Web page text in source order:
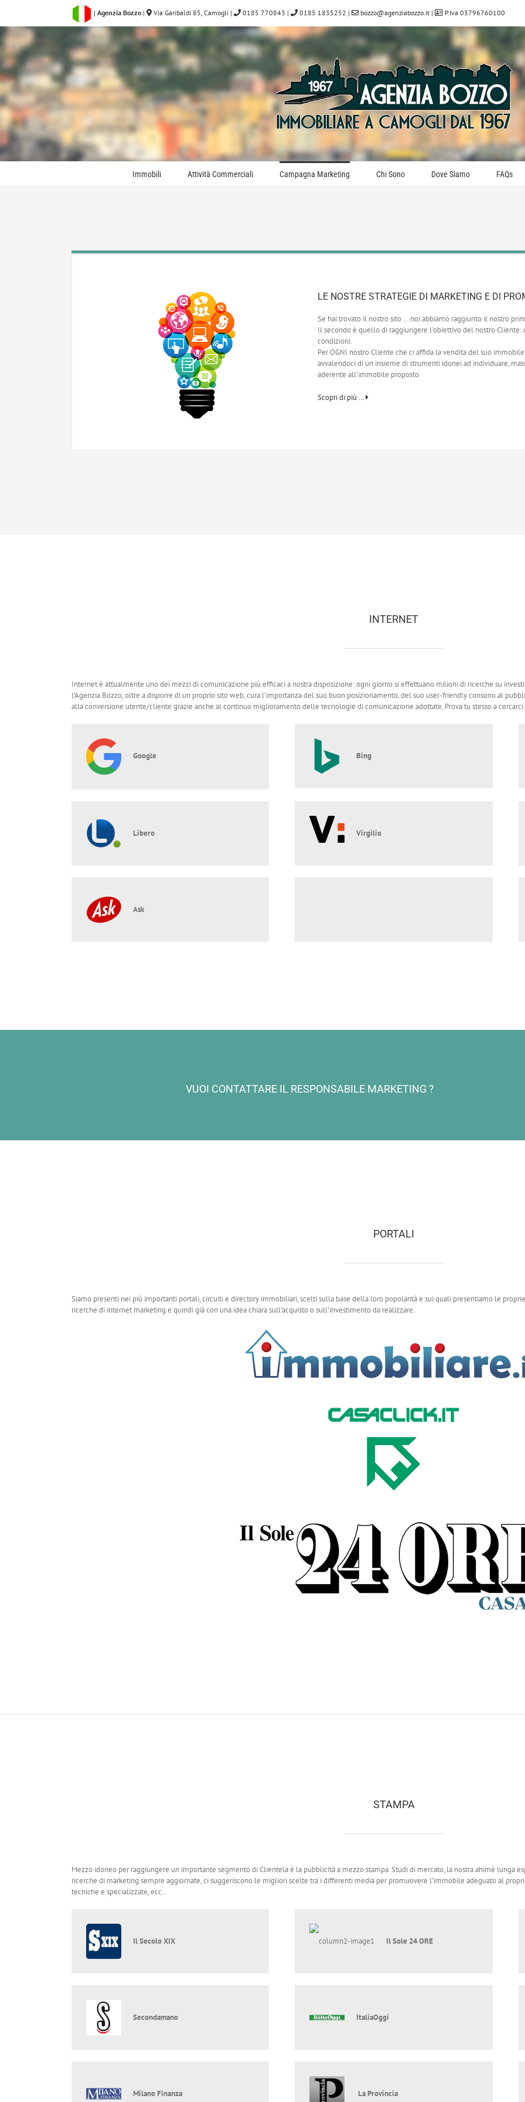
contenuto
| Agenzia Bozzo | Via Garibaldi 85, Camogli | 0185 770843 | 0185 1835252 | bozzo@agenziabozzo.it | P.Iva 03796760100
Immobili Attività Commerciali Campagna Marketing Chi Sono Dove Siamo FAQs
LE NOSTRE STRATEGIE DI MARKETING E DI
Se hai trovato il nostro sito … noi abbiamo raggiunto il nostro
Il secondo è quello di raggiungere l’obiettivo del nostro
condizioni.
Per OGNI nostro Cliente che ci affida la vendita del suo
avvalendoci di un insieme di strumenti idonei ad individuare,
aderente all’immobile proposto.
Scopri di più …
INTERNET
Internet è attualmente uno dei mezzi di comunicazione più efficaci a nostra disposizione: ogni giorno si effettuano milioni di ricerche su
l’Agenzia Bozzo, oltre a disporre di un proprio sito web, cura l’importanza del suo buon posizionamento, del suo user-friendly consono al
alla conversione utente/cliente grazie anche al continuo miglioramento delle tecnologie di comunicazione adottate. Prova tu stesso a
Google Bing
Libero Virgilio
Ask
VUOI CONTATTARE IL RESPONSABILE MARKETING ?
PORTALI
Siamo presenti nei più importanti portali, circuiti e directory immobiliari, scelti sulla base della loro popolarità e sui quali presentiamo le
ricerche di internet marketing e quindi già con una idea chiara sull’acquisto o sull’investimento da realizzare.
STAMPA
Mezzo idoneo per raggiungere un importante segmento di Clientela è la pubblicità a mezzo stampa. Studi di mercato, la nostra ahimè lunga
ricerche di marketing sempre aggiornate, ci suggeriscono le migliori scelte tra i differenti media per promuovere l’immobile adeguato al
tecniche e specializzate, ecc..
Il Secolo XIX Il Sole 24 ORE
Secondamano ItaliaOggi
Milano Finanza La Provincia